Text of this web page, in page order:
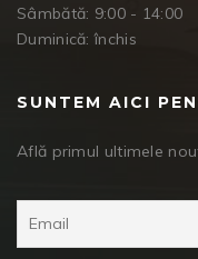
Sâmbătă: 9:00 - 14:00
Duminică: închis
SUNTEM AICI
Află primul ultimele